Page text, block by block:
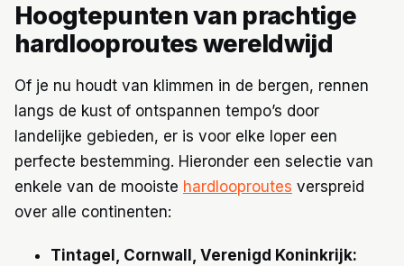
Hoogtepunten van prachtige
hardlooproutes wereldwijd
Of je nu houdt van klimmen in de bergen, rennen
langs de kust of ontspannen tempo’s door
landelijke gebieden, er is voor elke loper een
perfecte bestemming. Hieronder een selectie van
enkele van de mooiste hardlooproutes verspreid
over alle continenten:
Tintagel, Cornwall, Verenigd Koninkrijk: